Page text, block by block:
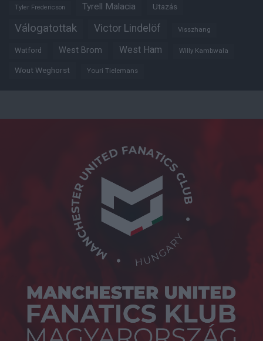
Tyler Fredericson Tyrell Malacia Utazás
Válogatottak Victor Lindelöf Visszhang
Watford West Brom West Ham Willy Kambwala
Wout Weghorst Youri Tielemans